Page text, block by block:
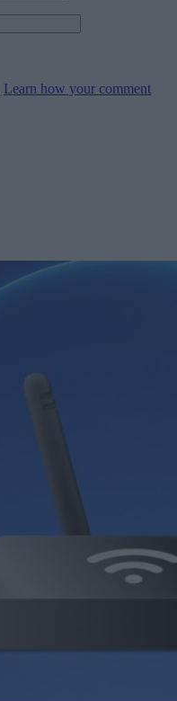
Learn how your comment